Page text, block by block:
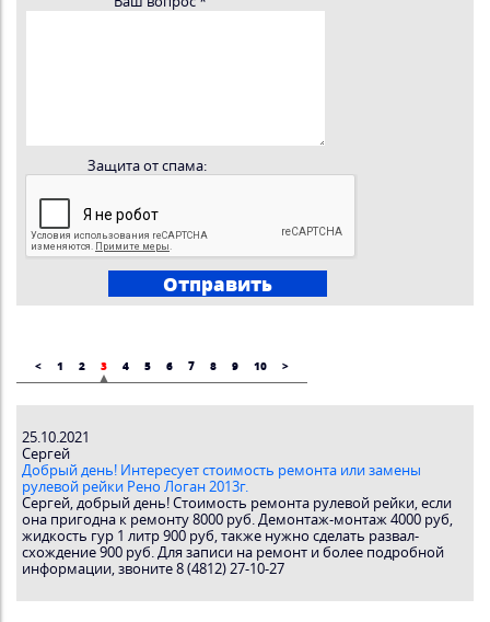
Защита от спама:
< 1 2 3 4 5 6 7 8 9 10 >
25.10.2021
Сергей
Добрый день! Интересует стоимость ремонта или замены
рулевой рейки Рено Логан 2013г.
Сергей, добрый день! Стоимость ремонта рулевой рейки, если
она пригодна к ремонту 8000 руб. Демонтаж-монтаж 4000 руб,
жидкость гур 1 литр 900 руб, также нужно сделать развал-
схождение 900 руб. Для записи на ремонт и более подробной
информации, звоните 8 (4812) 27-10-27